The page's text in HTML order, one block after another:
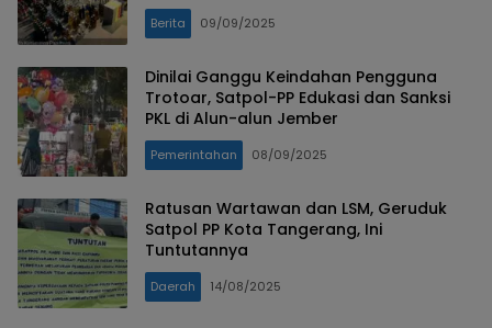
Berita 09/09/2025
Dinilai Ganggu Keindahan Pengguna
Trotoar, Satpol-PP Edukasi dan Sanksi
PKL di Alun-alun Jember
Pemerintahan 08/09/2025
Ratusan Wartawan dan LSM, Geruduk
Satpol PP Kota Tangerang, Ini
Tuntutannya
Daerah 14/08/2025